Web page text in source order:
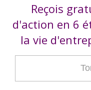
Reçois
d'action en 6
la vie